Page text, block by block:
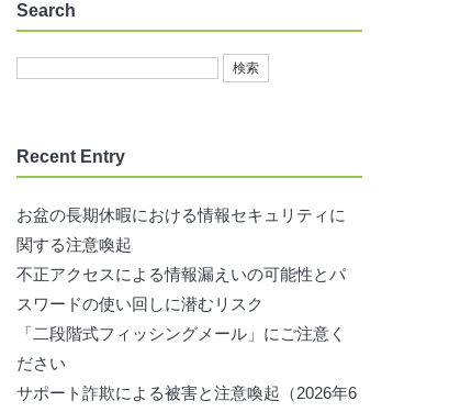
Search
Recent Entry
お盆の長期休暇における情報セキュリティに
関する注意喚起
不正アクセスによる情報漏えいの可能性とパ
スワードの使い回しに潜むリスク
「二段階式フィッシングメール」にご注意く
ださい
サポート詐欺による被害と注意喚起（2026年6